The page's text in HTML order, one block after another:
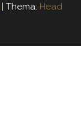
| Thema: Head